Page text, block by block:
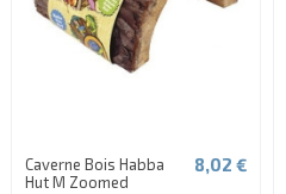
Caverne Bois Habba
Hut M Zoomed
8,02 €